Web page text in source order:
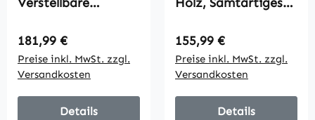
Kissen, samtartiger
Bezug, für
Wohnzimmer,
Gästezimmer, Beige
Regulärer Preis:
181,99 €
Preise inkl. MwSt. zzgl.
Versandkosten
Details
Schaumstoff, 117 x
56,5 x 77 cm, Grau
Regulärer Preis:
155,99 €
Preise inkl. MwSt. zzgl.
Versandkosten
Details